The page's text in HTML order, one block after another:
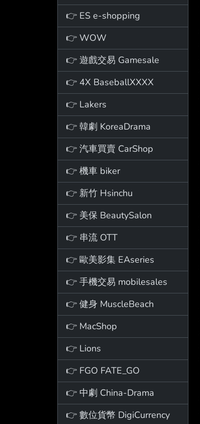
👉 ES e-shopping
👉 WOW
👉 遊戲交易 Gamesale
👉 4X BaseballXXXX
👉 Lakers
👉 韓劇 KoreaDrama
👉 汽車買賣 CarShop
👉 機車 biker
👉 新竹 Hsinchu
👉 美保 BeautySalon
👉 串流 OTT
👉 歐美影集 EAseries
👉 手機交易 mobilesales
👉 健身 MuscleBeach
👉 MacShop
👉 Lions
👉 FGO FATE_GO
👉 中劇 China-Drama
👉 數位貨幣 DigiCurrency